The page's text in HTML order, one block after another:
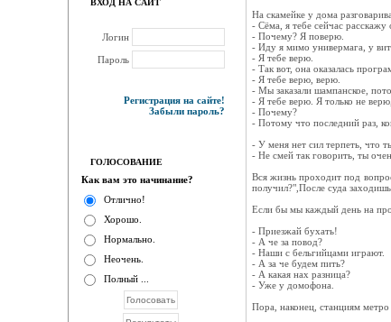
ВХОД НА САЙТ
Логин
Пароль
Регистрация на сайте!
Забыли пароль?
ГОЛОСОВАНИЕ
Как вам это начинание?
Отлично!
Хорошо.
Нормально.
Неочень.
Полный ...
На скамейке у дома
- Сёма, я тебе сейчас
- Почему? Я поверю.
- Иду я мимо универмага, у
- Я тебе верю.
- Так вот, она оказалась
- Я тебе верю, верю.
- Мы заказали шампанское,
- Я тебе верю. Я только не
- Почему?
- Потому что последний раз,
- У меня нет сил терпеть, что
- Не смей так говорить, ты
Вся жизнь проходит под
получил?",После суда
Если бы мы каждый день на
- Приезжай бухать!
- А че за повод?
- Наши с бельгийцами играют.
- А за че будем пить?
- А какая нах разница?
- Уже у домофона.
Пора, наконец, станциям